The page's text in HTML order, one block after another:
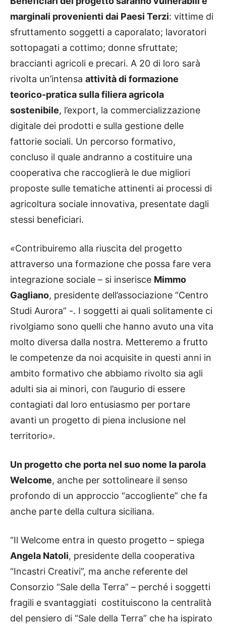
marginali provenienti dai Paesi Terzi: vittime di
sfruttamento soggetti a caporalato; lavoratori
sottopagati a cottimo; donne sfruttate;
braccianti agricoli e precari. A 20 di loro sarà
rivolta un’intensa attività di formazione
teorico-pratica sulla filiera agricola
sostenibile, l’export, la commercializzazione
digitale dei prodotti e sulla gestione delle
fattorie sociali. Un percorso formativo,
concluso il quale andranno a costituire una
cooperativa che raccoglierà le due migliori
proposte sulle tematiche attinenti ai processi di
agricoltura sociale innovativa, presentate dagli
stessi beneficiari.
«Contribuiremo alla riuscita del progetto
attraverso una formazione che possa fare vera
integrazione sociale – si inserisce Mimmo
Gagliano, presidente dell’associazione “Centro
Studi Aurora” -. I soggetti ai quali solitamente ci
rivolgiamo sono quelli che hanno avuto una vita
molto diversa dalla nostra. Metteremo a frutto
le competenze da noi acquisite in questi anni in
ambito formativo che abbiamo rivolto sia agli
adulti sia ai minori, con l’augurio di essere
contagiati dal loro entusiasmo per portare
avanti un progetto di piena inclusione nel
territorio».
Un progetto che porta nel suo nome la parola
Welcome, anche per sottolineare il senso
profondo di un approccio “accogliente” che fa
anche parte della cultura siciliana.
“Il Welcome entra in questo progetto – spiega
Angela Natoli, presidente della cooperativa
“Incastri Creativi”, ma anche referente del
Consorzio “Sale della Terra” – perché i soggetti
fragili e svantaggiati costituiscono la centralità
del pensiero di “Sale della Terra” che ha ispirato